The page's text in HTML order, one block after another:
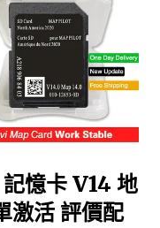
憶卡 V14 地
激活 評價配